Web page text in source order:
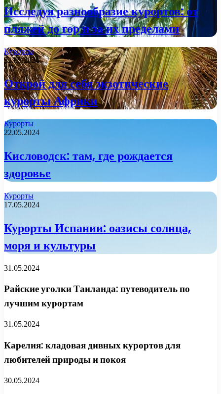
Исследуя разнообразие курортов: от
пляжей до гор и за их пределами
Курорты
22.05.2024
Открой для себя экзотические
курорты Африки
Курорты
22.05.2024
Кисловодск: там, где рождается
здоровье
Курорты
17.05.2024
Курорты Испании: оазисы солнца,
моря и культуры
31.05.2024
Райские уголки Таиланда: путеводитель по
лучшим курортам
31.05.2024
Карелия: кладовая дивных курортов для
любителей природы и покоя
30.05.2024